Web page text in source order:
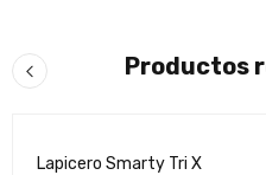
Productos
Lapicero Smarty Tri X